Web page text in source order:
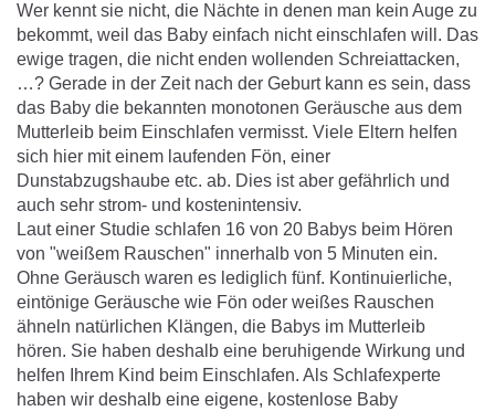
Babymatratze
Kinder- Und Jugendmatratze
Reisebett- Und Laufgittermatratze
Matratzenschoner & -auflage
Ersatzbezug
Betteinsatz
Den Richtigen Schlafsack Finden
Ganzjahresschlafsack
Schlafsack Mit Füßen
Sommerschlafsack
Strampelsack
Puck-Schlafsack
Innenschlafsack
DECKEN & KISSEN
Babydecken Und Babykissen
Kinderdecken Und Kinderkissen
Baby-Kuscheldecke
Krabbeldecke
Kuschelkissen
BABYNEST
STILLKISSEN & STILLTUCH
WICKELUNTERLAGEN
TEXTILIEN
Bettwäsche
Spannbettlaken
ENTWICKLUNGSFÖRDERUNG
KOPFKISSEN
MATRATZENFINDER
BETTER DREAMS
TEAM
KARRIERE
Matratzenfinder
Wer kennt sie nicht, die Nächte in denen man kein Auge zu
bekommt, weil das Baby einfach nicht einschlafen will. Das
ewige tragen, die nicht enden wollenden Schreiattacken,
…? Gerade in der Zeit nach der Geburt kann es sein, dass
das Baby die bekannten monotonen Geräusche aus dem
Mutterleib beim Einschlafen vermisst. Viele Eltern helfen
sich hier mit einem laufenden Fön, einer
Dunstabzugshaube etc. ab. Dies ist aber gefährlich und
auch sehr strom- und kostenintensiv.
Laut einer Studie schlafen 16 von 20 Babys beim Hören
von "weißem Rauschen" innerhalb von 5 Minuten ein.
Ohne Geräusch waren es lediglich fünf. Kontinuierliche,
eintönige Geräusche wie Fön oder weißes Rauschen
ähneln natürlichen Klängen, die Babys im Mutterleib
hören. Sie haben deshalb eine beruhigende Wirkung und
helfen Ihrem Kind beim Einschlafen. Als Schlafexperte
haben wir deshalb eine eigene, kostenlose Baby